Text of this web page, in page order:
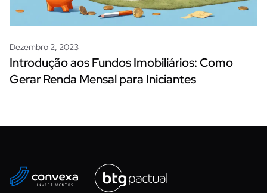
Dezembro 2, 2023
Introdução aos Fundos Imobiliários: Como
Gerar Renda Mensal para Iniciantes